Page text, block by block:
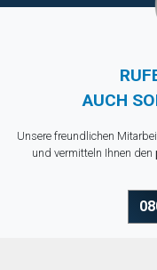
AUCH
Unsere freundlichen
und vermitteln Ihnen den